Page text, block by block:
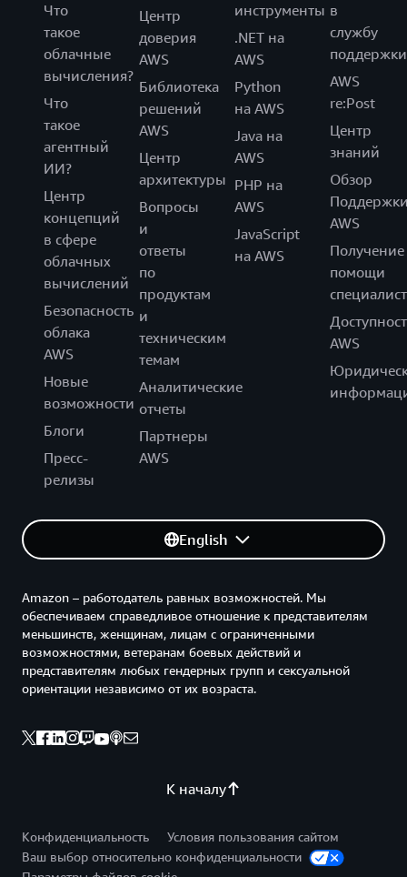
Что
такое
облачные
вычисления?
Что
такое
агентный
ИИ?
Центр
концепций
в сфере
облачных
вычислений
Безопасность
облака
AWS
Новые
возможности
Блоги
Пресс-
релизы
Центр
доверия
AWS
Библиотека
решений
AWS
Центр
архитектуры
Вопросы
и
ответы
по
продуктам
и
техническим
темам
Аналитические
отчеты
Партнеры
AWS
инструменты
.NET на
AWS
Python
на AWS
Java на
AWS
PHP на
AWS
JavaScript
на AWS
в
службу
поддержки
AWS
re:Post
Центр
знаний
Обзор
AWS
Получение
помощи
AWS
English
К началу
Amazon – работодатель равных возможностей. Мы
обеспечиваем справедливое отношение к представителям
меньшинств, женщинам, лицам с ограниченными
возможностями, ветеранам боевых действий и
представителям любых гендерных групп и сексуальной
ориентации независимо от их возраста.
Конфиденциальность
Условия пользования сайтом
Ваш выбор относительно конфиденциальности